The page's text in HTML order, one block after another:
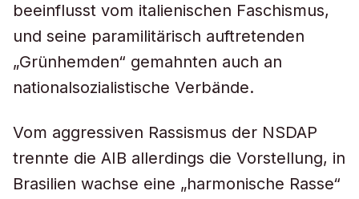
beeinflusst vom italienischen Faschismus,
und seine paramilitärisch auftretenden
„Grünhemden“ gemahnten auch an
nationalsozialistische Verbände.
Vom aggressiven Rassismus der NSDAP
trennte die AIB allerdings die Vorstellung, in
Brasilien wachse eine „harmonische Rasse“